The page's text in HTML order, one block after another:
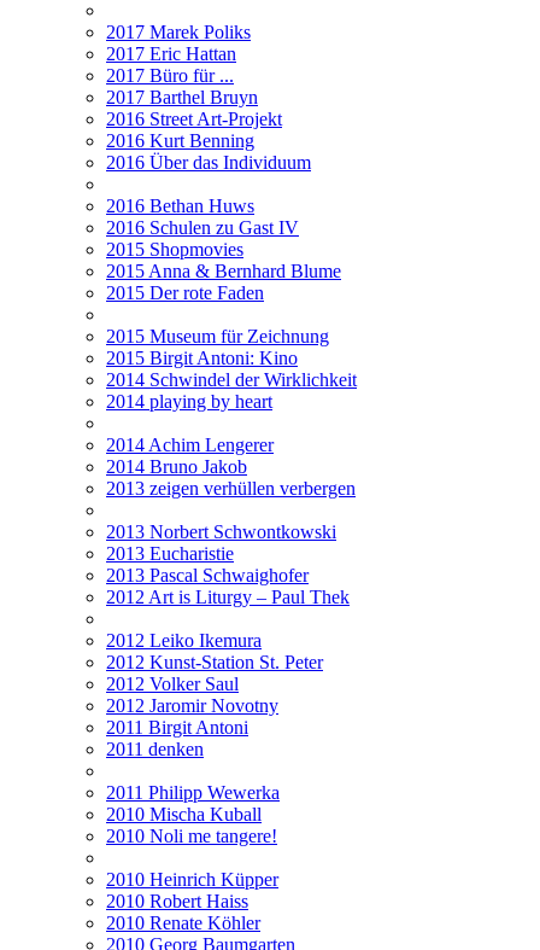
2017 Marek Poliks
2017 Eric Hattan
2017 Büro für ...
2017 Barthel Bruyn
2016 Street Art-Projekt
2016 Kurt Benning
2016 Über das Individuum
2016 Bethan Huws
2016 Schulen zu Gast IV
2015 Shopmovies
2015 Anna & Bernhard Blume
2015 Der rote Faden
2015 Museum für Zeichnung
2015 Birgit Antoni: Kino
2014 Schwindel der Wirklichkeit
2014 playing by heart
2014 Achim Lengerer
2014 Bruno Jakob
2013 zeigen verhüllen verbergen
2013 Norbert Schwontkowski
2013 Eucharistie
2013 Pascal Schwaighofer
2012 Art is Liturgy – Paul Thek
2012 Leiko Ikemura
2012 Kunst-Station St. Peter
2012 Volker Saul
2012 Jaromir Novotny
2011 Birgit Antoni
2011 denken
2011 Philipp Wewerka
2010 Mischa Kuball
2010 Noli me tangere!
2010 Heinrich Küpper
2010 Robert Haiss
2010 Renate Köhler
2010 Georg Baumgarten